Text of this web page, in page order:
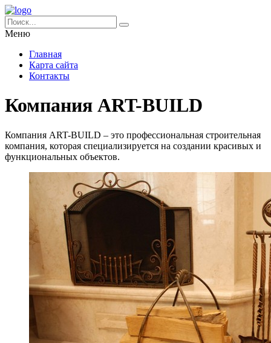
Меню
Главная
Карта сайта
Контакты
Компания ART-BUILD
Компания ART-BUILD – это профессиональная строительная
компания, которая специализируется на создании красивых и
функциональных объектов.